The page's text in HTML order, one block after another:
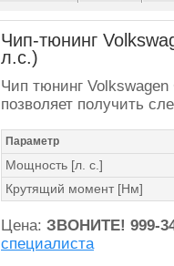
Чип-тюнинг
л.с.)
Чип тюнинг
позволяет получить
Параметр
Мощность [л. с.]
Крутящий момент [Нм]
Цена: ЗВОНИТЕ! 999-
специалиста